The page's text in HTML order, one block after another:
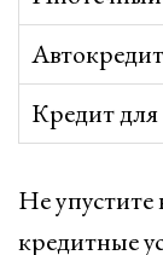
Автокредит
Кредит для
Не упустите
кредитные